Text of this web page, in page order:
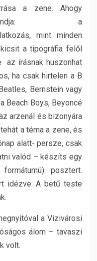
a zene. Ahogy
a
mint minden
a tipográfia felől
az írásnak huszonhat
ha csak hirtelen a B
Bernstein vagy
Beach Boys, Beyoncé
arzenál és bizonyára
a téma a zene, és
alatt- persze, csak
valód – készíts egy
posztert.
idézve: A betű teste
a Vizivárosi
álom – tavaszi
volt.